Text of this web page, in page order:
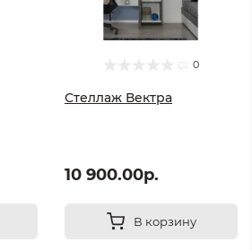
0
Стеллаж Вектра
10 900.00р.
В корзину